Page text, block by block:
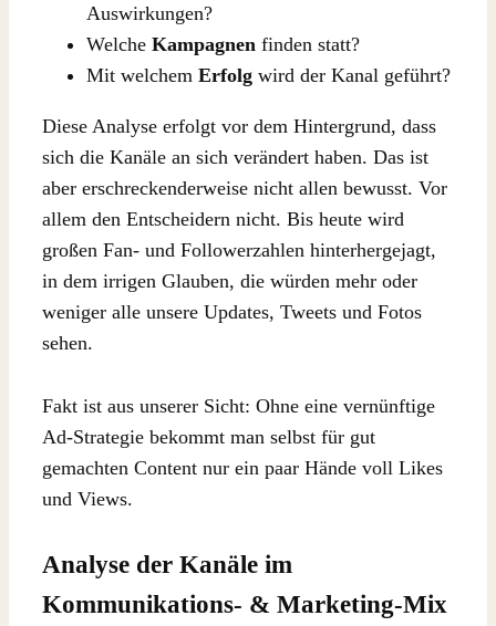
Auswirkungen?
Welche Kampagnen finden statt?
Mit welchem Erfolg wird der Kanal geführt?
Diese Analyse erfolgt vor dem Hintergrund, dass
sich die Kanäle an sich verändert haben. Das ist
aber erschreckenderweise nicht allen bewusst. Vor
allem den Entscheidern nicht. Bis heute wird
großen Fan- und Followerzahlen hinterhergejagt,
in dem irrigen Glauben, die würden mehr oder
weniger alle unsere Updates, Tweets und Fotos
sehen.
Fakt ist aus unserer Sicht: Ohne eine vernünftige
Ad-Strategie bekommt man selbst für gut
gemachten Content nur ein paar Hände voll Likes
und Views.
Analyse der Kanäle im
Kommunikations- & Marketing-Mix